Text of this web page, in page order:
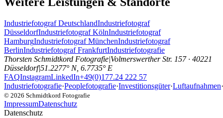
Industriefotograf DeutschlandIndustriefotograf
DüsseldorfIndustriefotograf KölnIndustriefotograf
HamburgIndustriefotograf MünchenIndustriefotograf
BerlinIndustriefotograf FrankfurtIndustriefotografie
Thorsten Schmidtkord Fotografie|Volmerswerther Str. 157 · 40221
Düsseldorf|51.2277° N, 6.7735° E
FAQInstagramLinkedIn+49(0)177.24 222 57
Industriefotografie·Peoplefotografie·Investitionsgüter·Luftaufnahmen·
© 2026 Schmidtkord Fotografie
ImpressumDatenschutz
Datenschutz